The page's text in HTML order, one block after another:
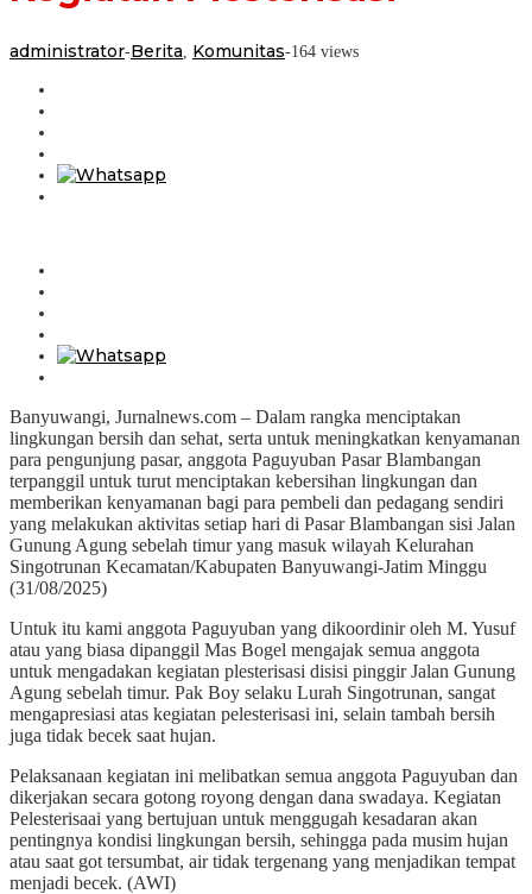
administrator-Berita Komunitas-164 views
Banyuwangi, Jurnalnews.com – Dalam rangka menciptakan
lingkungan bersih dan sehat, serta untuk meningkatkan kenyamanan
para pengunjung pasar, anggota Paguyuban Pasar Blambangan
terpanggil untuk turut menciptakan kebersihan lingkungan dan
memberikan kenyamanan bagi para pembeli dan pedagang sendiri
yang melakukan aktivitas setiap hari di Pasar Blambangan sisi Jalan
Gunung Agung sebelah timur yang masuk wilayah Kelurahan
Singotrunan Kecamatan/Kabupaten Banyuwangi-Jatim Minggu
(31/08/2025)
Untuk itu kami anggota Paguyuban yang dikoordinir oleh M. Yusuf
atau yang biasa dipanggil Mas Bogel mengajak semua anggota
untuk mengadakan kegiatan plesterisasi disisi pinggir Jalan Gunung
Agung sebelah timur. Pak Boy selaku Lurah Singotrunan, sangat
mengapresiasi atas kegiatan pelesterisasi ini, selain tambah bersih
juga tidak becek saat hujan.
Pelaksanaan kegiatan ini melibatkan semua anggota Paguyuban dan
dikerjakan secara gotong royong dengan dana swadaya. Kegiatan
Pelesterisaai yang bertujuan untuk menggugah kesadaran akan
pentingnya kondisi lingkungan bersih, sehingga pada musim hujan
atau saat got tersumbat, air tidak tergenang yang menjadikan tempat
menjadi becek. (AWI)